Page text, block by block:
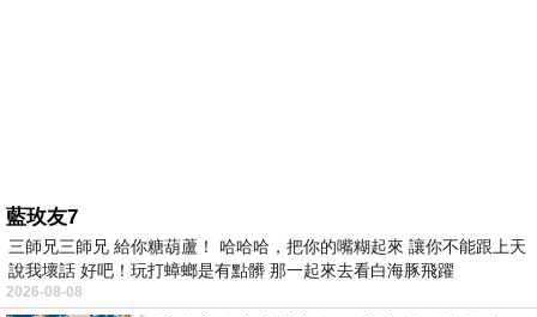
藍玫友7
三師兄三師兄 給你糖葫蘆！ 哈哈哈，把你的嘴糊起來 讓你不能跟上天
說我壞話 好吧！玩打蟑螂是有點髒 那一起來去看白海豚飛躍
2026-08-08